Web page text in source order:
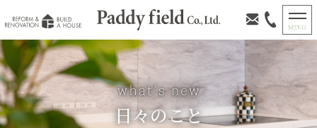
日々のこと